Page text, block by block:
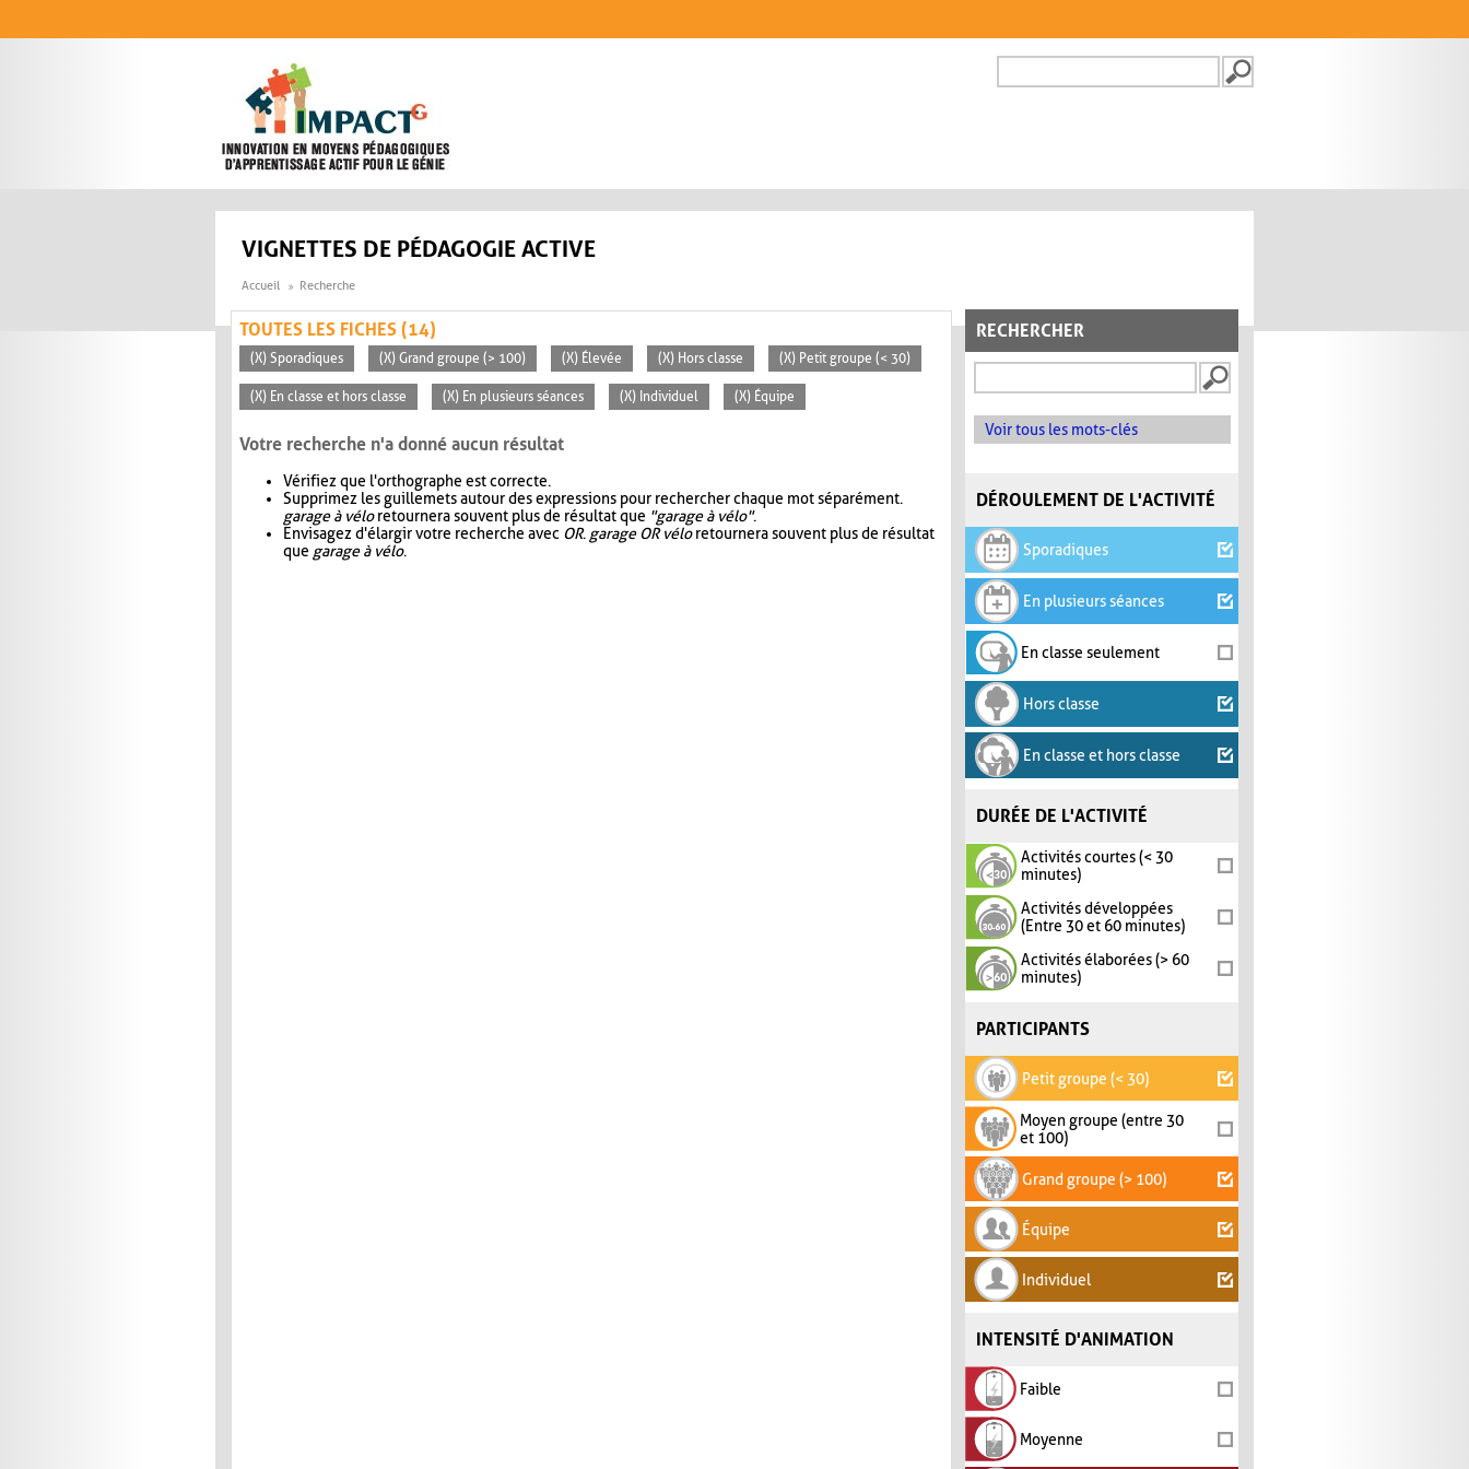
FORMULAIRE DE
VIGNETTES DE PÉDAGOGIE ACTIVE
Accueil Recherche
RECHERCHER
Voir tous les mots-clés
DÉROULEMENT DE L'ACTIVITÉ
Sporadiques
En plusieurs séances
En classe seulement
Hors classe
En classe et hors classe
DURÉE DE L'ACTIVITÉ
Activités courtes (< 30
minutes)
Activités développées
(Entre 30 et 60 minutes)
Activités élaborées (> 60
minutes)
PARTICIPANTS
Petit groupe (< 30)
Moyen groupe (entre 30
et 100)
Grand groupe (> 100)
Équipe
Individuel
INTENSITÉ D'ANIMATION
Faible
Moyenne
TOUTES LES FICHES (14)
(X) Sporadiques (X) Grand groupe (> 100) (X) Élevée (X) Hors classe (X) Petit groupe (< 30)
(X) En classe et hors classe (X) En plusieurs séances (X) Individuel (X) Équipe
Votre recherche n'a donné aucun résultat
Vérifiez que l'orthographe est correcte.
Supprimez les guillemets autour des expressions pour rechercher chaque mot séparément.
garage à véloretournera souvent plus de résultat que "garage à vélo".
Envisagez d'élargir votre recherche avec OR. garage OR véloretournera souvent plus de résultat
que garage à vélo.